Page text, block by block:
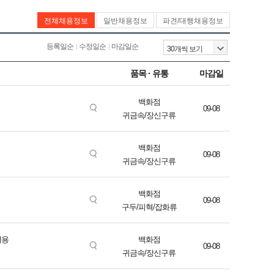
전체채용정보 일반채용정보 파견/대행채용정보
등록일순 수정일순 마감일순
품목 · 유통 마감일
백화점
귀금속/장신구류
09-08
백화점
귀금속/장신구류
09-08
백화점
구두/피혁/잡화류
09-08
백화점
귀금속/장신구류
09-08